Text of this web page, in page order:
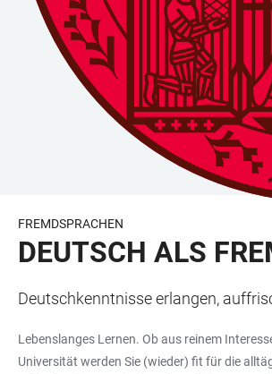
FREMDSPRACHEN
DEUTSCH ALS
Deutschkenntnisse erlangen,
Lebenslanges Lernen. Ob aus reinem
Universität werden Sie (wieder) fit für die